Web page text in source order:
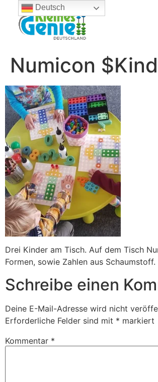
Numicon
Drei Kinder am Tisch. Auf dem Tisch
Formen, sowie Zahlen aus Schaumstoff.
Schreibe einen
Deine E-Mail-Adresse wird nicht
Erforderliche Felder sind mit * markiert
Kommentar *
Deutsch